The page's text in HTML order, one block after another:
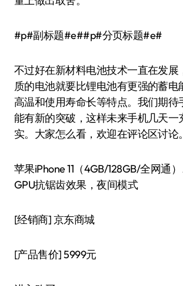
#p#副标题#e##p#分页标题#e#
不过好在新材料电池技术一直在发展
质的电池就要比锂电池有更强的蓄电
高温和使用寿命长等特点。我们期待
能有新的突破，这样未来手机几天一
实。大家怎么看，欢迎在评论区讨论。
苹果iPhone 11（4GB/128GB/全网通）
GPU抗锯齿效果，夜间模式
[经销商]京东商城
[产品售价]5999元